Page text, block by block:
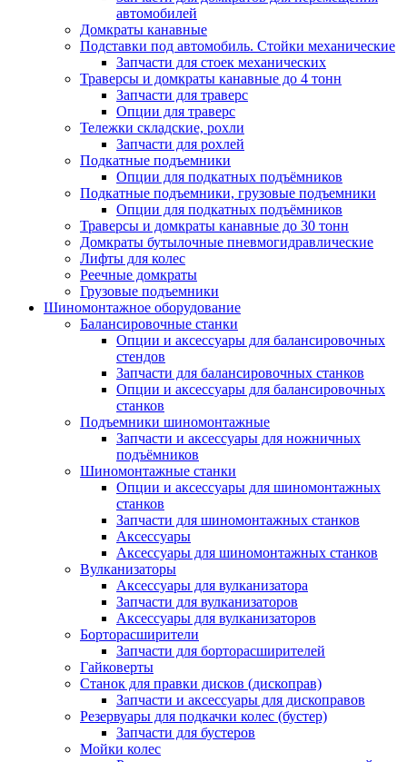
автомобилей
Домкраты канавные
Подставки под автомобиль. Стойки механические
Запчасти для стоек механических
Траверсы и домкраты канавные до 4 тонн
Запчасти для траверс
Опции для траверс
Тележки складские, рохли
Запчасти для рохлей
Подкатные подъемники
Опции для подкатных подъёмников
Подкатные подъемники, грузовые подъемники
Опции для подкатных подъёмников
Траверсы и домкраты канавные до 30 тонн
Домкраты бутылочные пневмогидравлические
Лифты для колес
Реечные домкраты
Грузовые подъемники
Шиномонтажное оборудование
Балансировочные станки
Опции и аксессуары для балансировочных
стендов
Запчасти для балансировочных станков
Опции и аксессуары для балансировочных
станков
Подъемники шиномонтажные
Запчасти и аксессуары для ножничных
подъёмников
Шиномонтажные станки
Опции и аксессуары для шиномонтажных
станков
Запчасти для шиномонтажных станков
Аксессуары
Аксессуары для шиномонтажных станков
Вулканизаторы
Аксессуары для вулканизатора
Запчасти для вулканизаторов
Аксессуары для вулканизаторов
Борторасширители
Запчасти для борторасширителей
Гайковерты
Станок для правки дисков (дископрав)
Запчасти и аксессуары для дископравов
Резервуары для подкачки колес (бустер)
Запчасти для бустеров
Мойки колес